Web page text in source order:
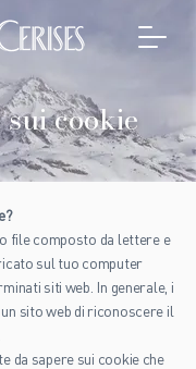
cookie
file composto da lettere e
sul tuo computer
siti web. In generale, i
sito web di riconoscere il
da sapere sui cookie che